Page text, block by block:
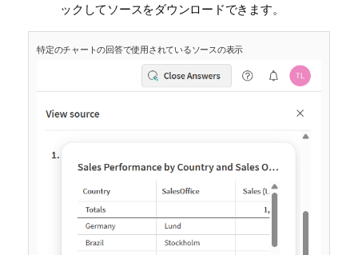
ックしてソースをダウンロードできます。
特定のチャートの回答で使用されているソースの表示